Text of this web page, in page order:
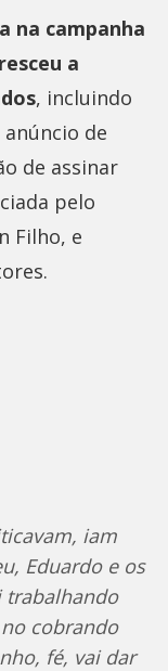
na campanha
a
, incluindo
de
de assinar
pelo
Filho, e
iam
Eduardo e os
trabalhando
cobrando
fé, vai dar